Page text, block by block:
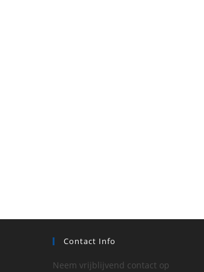
Contact Info
Neem vrijblijvend contact op